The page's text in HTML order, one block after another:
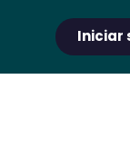
Iniciar